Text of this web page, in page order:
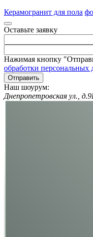
Керамогранит для пола
Оставьте заявку
Нажимая кнопку
обработки персональных
Отправить
Наш шоурум:
Днепропетровская ул.,